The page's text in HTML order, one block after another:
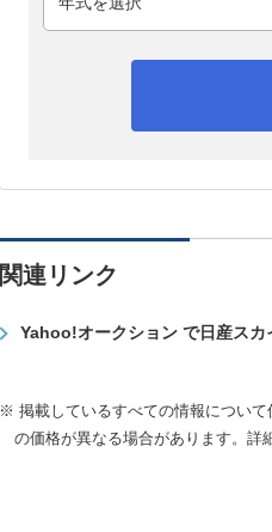
関連リンク
Yahoo!オークション で日産スカ
※ 掲載しているすべての情報につい
の価格が異なる場合があります。詳